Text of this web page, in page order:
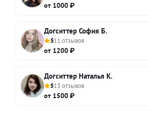
от 1000 ₽
Догситтер София Б.
511 отзывов
от 1200 ₽
Догситтер Наталья К.
513 отзывов
от 1500 ₽